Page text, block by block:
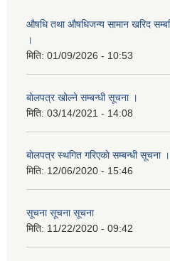
औषधि तथा औषधिजन्य सामान खरिद
।
मिति: 01/09/2026 - 10:53
बाेलपत्र खोल्ने सम्बन्धी सूचना ।
मिति: 03/14/2021 - 14:08
बाेलपत्र स्थगित गरिएकाे सम्बन्धी सूचना ।
मिति: 12/06/2020 - 15:46
सूचना सूचना सूचना
मिति: 11/22/2020 - 09:42